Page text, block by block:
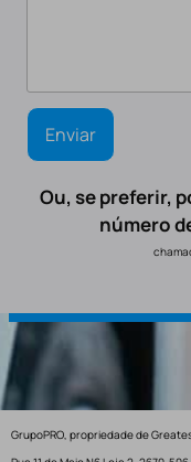
Ou, se preferir,
número
GrupoPRO, propriedade de